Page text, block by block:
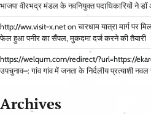
भाजपा वीरभद्र मंडल के नवनियुक्त पदाधिकारियों ने
http://ww.visit-x.net onचारधाम यात्रा मार्ग पर
फेल हुआ पनीर का सैंपल, मुकदमा दर्ज करने की तैयारी
https://welqum.com/redirect/?url=https://
उपचुनाव–: गांव गांव में जनता के निर्दलीय प्रत्याशी
Archives